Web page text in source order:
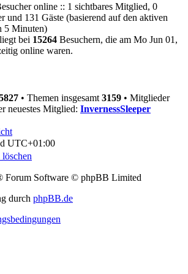
online :: 1 sichtbares Mitglied, 0
und 131 Gäste (basierend auf den aktiven
5 Minuten)
bei 15264 Besuchern, die am Mo Jun 01,
online waren.
• Themen insgesamt 3159 • Mitglieder
neuestes Mitglied: InvernessSleeper
UTC+01:00
Forum Software © phpBB Limited
durch phpBB.de